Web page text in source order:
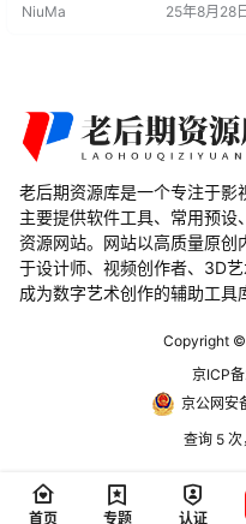
景、工业设计、游戏道具等多种项
NiuMa 25年8月28日
老后期资源库是一个专注于影
主要提供软件工具、常用预
资源网站。网站以高质量原创
于设计师、视频创作者、3D
成为数字艺术创作的辅助工具
Copyright
京ICP
京公网安
查询 5
首页 专题 认证